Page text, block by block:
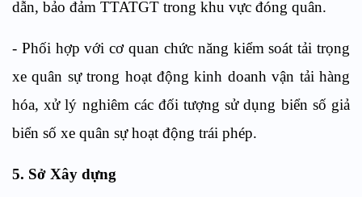
dẫn, bảo đảm TTATGT trong khu vực đóng quân.
- Phối hợp với cơ quan chức năng kiểm soát tải trọng
xe quân sự trong hoạt động kinh doanh vận tải hàng
hóa, xử lý nghiêm các đối tượng sử dụng biển số giả
biển số xe quân sự hoạt động trái phép.
5. Sở Xây dựng